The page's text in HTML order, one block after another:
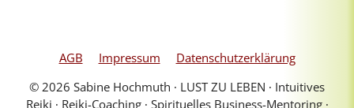
AGB Impressum
Datenschutzerklärung
© 2026 Sabine Hochmuth ∙ LUST ZU LEBEN ∙ Intuitives
Reiki ∙ Reiki-Coaching ∙ Spirituelles Business-Mentoring ∙